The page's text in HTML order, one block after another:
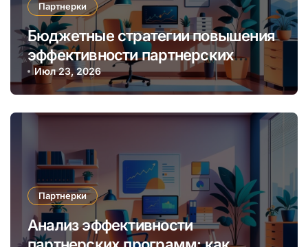
Партнерки
Бюджетные стратегии повышения
эффективности партнерских
программ через автоматизацию и
аналитику
Июл 23, 2026
Партнерки
Анализ эффективности